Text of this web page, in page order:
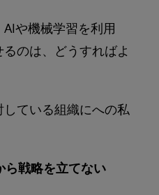
や機械学習を利用
のは、どうすればよ
ている組織にへの私
ら戦略を立てない